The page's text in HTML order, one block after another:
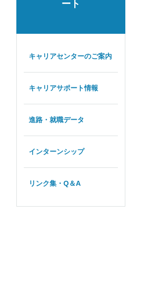
ート
キャリアセンターのご案内
キャリアサポート情報
進路・就職データ
インターンシップ
リンク集・Q＆A